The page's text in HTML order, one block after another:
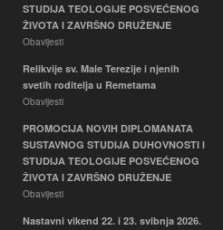
STUDIJA TEOLOGIJE POSVEĆENOG
ŽIVOTA I ZAVRŠNO DRUŽENJE
Obavijesti
Relikvije sv. Male Terezije i njenih
svetih roditelja u Remetama
Obavijesti
PROMOCIJA NOVIH DIPLOMANATA
SUSTAVNOG STUDIJA DUHOVNOSTI I
STUDIJA TEOLOGIJE POSVEĆENOG
ŽIVOTA I ZAVRŠNO DRUŽENJE
Obavijesti
Nastavni vikend 22. i 23. svibnja 2026.